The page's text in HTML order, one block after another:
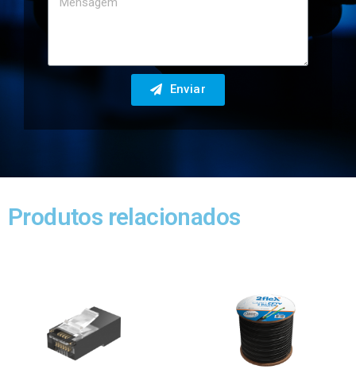
Enviar
Produtos relacionados